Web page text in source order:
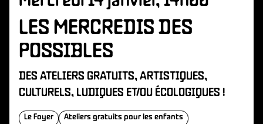
LES MERCREDIS DES
POSSIBLES
DES ATELIERS GRATUITS, ARTISTIQUES,
CULTURELS, LUDIQUES ET/OU ÉCOLOGIQUES !
Le Foyer Ateliers gratuits pour les enfants